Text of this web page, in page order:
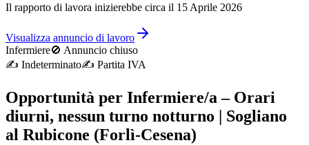
Il rapporto di lavora inizierebbe circa il 15 Aprile 2026
Visualizza annuncio di lavoro
Infermiere🚫 Annuncio chiuso
✍️ Indeterminato✍️ Partita IVA
Opportunità per Infermiere/a – Orari
diurni, nessun turno notturno | Sogliano
al Rubicone (Forlì-Cesena)